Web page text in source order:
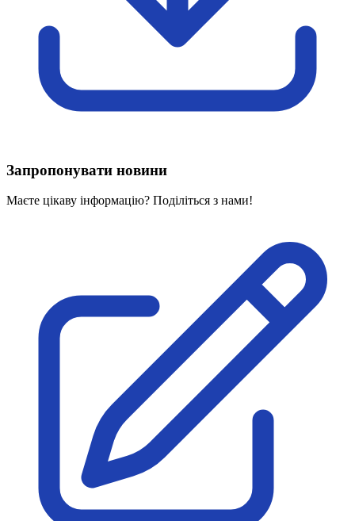
Харківська область
Херсонська область
Хмельницька область
Вивчаємо жестову мову
Дитяча сторінка
Новини про жестову мову
Проєкт "Жестова мова для поліцейських"
На допомогу військовим
Медична термінологія жестовою мовою
Нормативна база УТОГ
Конвенція ООН
Законодавство
Декларації
Документи ВФГ
Міжнародні документи
Запропонувати новини
Маєте цікаву інформацію? Поділіться з нами!